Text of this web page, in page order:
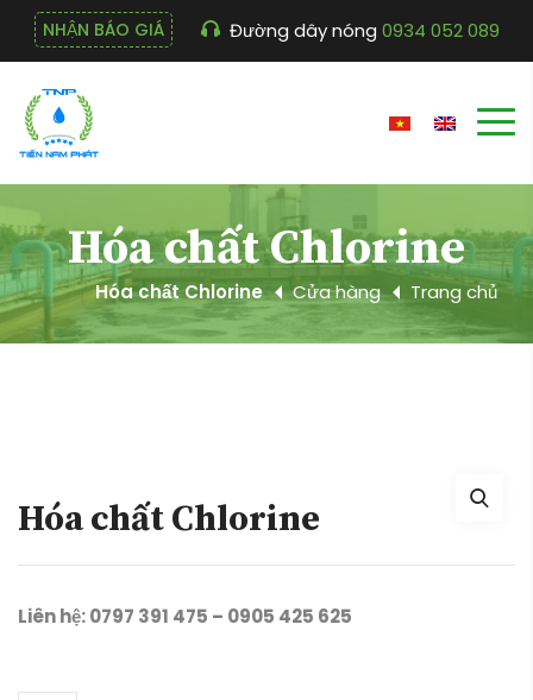
NHẬN BÁO GIÁ Đường dây nóng 0934 052 089
Hóa chất Chlorine
Trang chủ
Cửa hàng
Hóa chất Chlorine
Hóa chất Chlorine
Liên hệ: 0797 391 475 – 0905 425 625